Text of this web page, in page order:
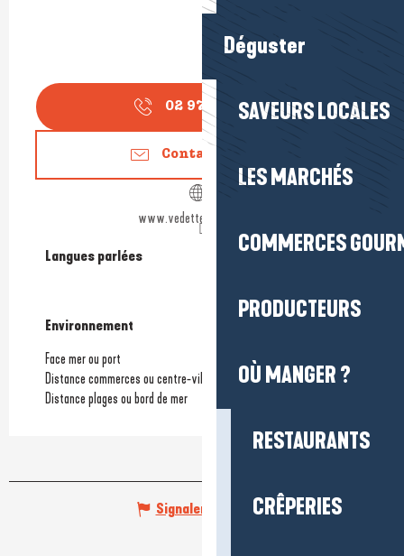
Déguster
SAVEURS LOCALES
LES MARCHÉS
COMMERCES
PRODUCTEURS
OÙ MANGER ?
RESTAURANTS
CRÊPERIES
02 97 63 15▒▒
Contactez-nous
www.vedettes-du-golfe.fr
Langues parlées
Langues parlées
Environnement
Environnement
Face mer ou port
Distance commerces ou centre-ville
(3km)
Distance plages ou bord de mer
Signaler une erreur